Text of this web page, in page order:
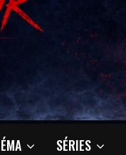
SÉRIES